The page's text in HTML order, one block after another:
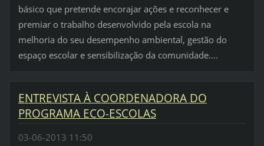
básico que pretende encorajar ações e reconhecer e
premiar o trabalho desenvolvido pela escola na
melhoria do seu desempenho ambiental, gestão do
espaço escolar e sensibilização da comunidade....
ENTREVISTA À COORDENADORA DO
PROGRAMA ECO-ESCOLAS
03-06-2013 11:50